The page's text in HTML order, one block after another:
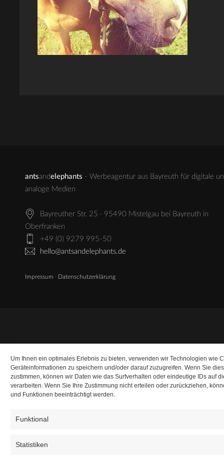
Um Ihnen ein optimales Erlebnis zu bieten, verwenden wir Technologien wie
Geräteinformationen zu speichern und/oder darauf zuzugreifen. Wenn Sie
zustimmen, können wir Daten wie das Surfverhalten oder eindeutige IDs auf
verarbeiten. Wenn Sie Ihre Zustimmung nicht erteilen oder zurückziehen,
und Funktionen beeinträchtigt werden.
Funktional
Statistiken
antsandelephants - Werbeagentur aus Bayreuth für digitale
analoge Medien
Bayreuther Str. 25 · 95490 Mistelgau bei Bayreuth in
Oberfranken
+49 (0) 9279 995-50
hello@antsandelephants.de
Impressum · Datenschutzerklärung